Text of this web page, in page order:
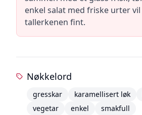
enkel salat med friske urter
tallerkenen fint.
Nøkkelord
gresskar karamellisert løk
vegetar
enkel smakfull